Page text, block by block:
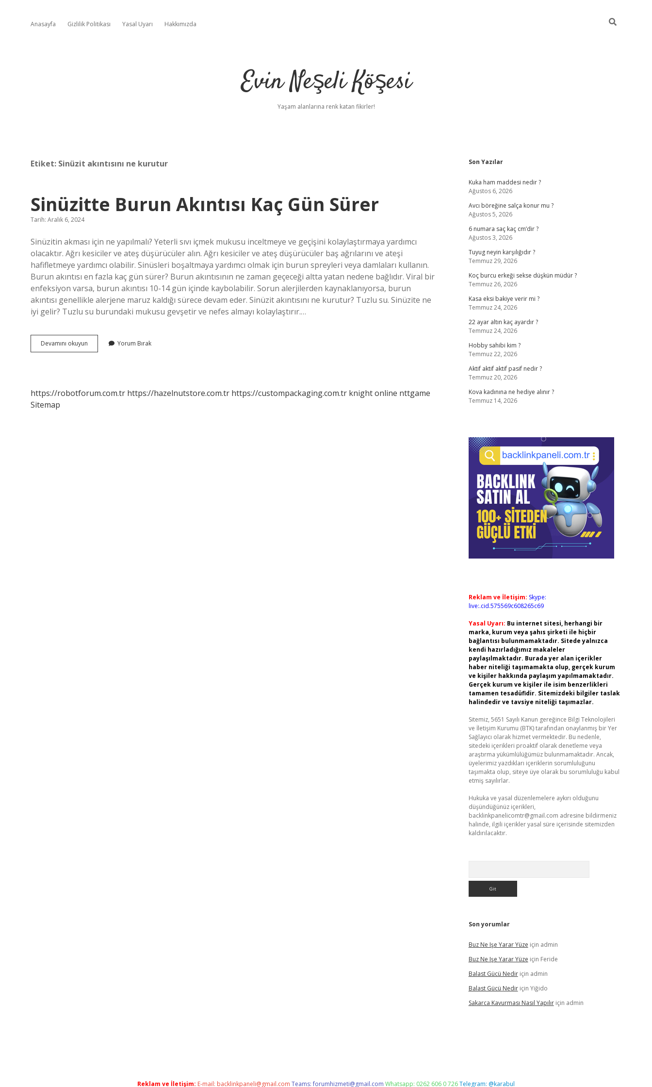
Anasayfa Gizlilik Politikası Yasal Uyarı Hakkımızda
Evin Neşeli Köşesi
Yaşam alanlarına renk katan fikirler!
Etiket: Sinüzit akıntısını ne kurutur
Sinüzitte Burun Akıntısı Kaç Gün Sürer
Tarih: Aralık 6, 2024
Sinüzitin akması için ne yapılmalı? Yeterli sıvı içmek mukusu inceltmeye ve geçişini kolaylaştırmaya yardımcı
olacaktır. Ağrı kesiciler ve ateş düşürücüler alın. Ağrı kesiciler ve ateş düşürücüler baş ağrılarını ve ateşi
hafifletmeye yardımcı olabilir. Sinüsleri boşaltmaya yardımcı olmak için burun spreyleri veya damlaları kullanın.
Burun akıntısı en fazla kaç gün sürer? Burun akıntısının ne zaman geçeceği altta yatan nedene bağlıdır. Viral bir
enfeksiyon varsa, burun akıntısı 10-14 gün içinde kaybolabilir. Sorun alerjilerden kaynaklanıyorsa, burun
akıntısı genellikle alerjene maruz kaldığı sürece devam eder. Sinüzit akıntısını ne kurutur? Tuzlu su. Sinüzite ne
iyi gelir? Tuzlu su burundaki mukusu gevşetir ve nefes almayı kolaylaştırır.…
Devamını okuyun Sinüzitte
Burun
Yorum Bırak
https://robotforum.com.tr https://hazelnutstore.com.tr https://custompackaging.com.tr knight online nttgame
Sitemap
Sidebar
Son Yazılar
Kuka ham maddesi nedir ?
Ağustos 6, 2026
Avcı böreğine salça konur mu ?
Ağustos 5, 2026
6 numara saç kaç cm’dir ?
Ağustos 3, 2026
Tuyug neyin karşılığıdır ?
Temmuz 29, 2026
Koç burcu erkeği sekse düşkün müdür ?
Temmuz 26, 2026
Kasa eksi bakiye verir mi ?
Temmuz 24, 2026
22 ayar altın kaç ayardır ?
Temmuz 24, 2026
Hobby sahibi kim ?
Temmuz 22, 2026
Aktif aktif aktif pasif nedir ?
Temmuz 20, 2026
Kova kadınına ne hediye alınır ?
Temmuz 14, 2026
Reklam ve İletişim: Skype:
live:.cid.575569c608265c69
Yasal Uyarı: Bu internet sitesi, herhangi bir
marka, kurum veya şahıs şirketi ile hiçbir
bağlantısı bulunmamaktadır. Sitede yalnızca
kendi hazırladığımız makaleler
paylaşılmaktadır. Burada yer alan içerikler
haber niteliği taşımamakta olup, gerçek kurum
ve kişiler hakkında paylaşım yapılmamaktadır.
Gerçek kurum ve kişiler ile isim benzerlikleri
tamamen tesadüfidir. Sitemizdeki bilgiler taslak
halindedir ve tavsiye niteliği taşımazlar.
Sitemiz, 5651 Sayılı Kanun gereğince Bilgi Teknolojileri
ve İletişim Kurumu (BTK) tarafından onaylanmış bir Yer
Sağlayıcı olarak hizmet vermektedir. Bu nedenle,
sitedeki içerikleri proaktif olarak denetleme veya
araştırma yükümlülüğümüz bulunmamaktadır. Ancak,
üyelerimiz yazdıkları içeriklerin sorumluluğunu
taşımakta olup, siteye üye olarak bu sorumluluğu kabul
etmiş sayılırlar.
Hukuka ve yasal düzenlemelere aykırı olduğunu
düşündüğünüz içerikleri,
backlinkpanelicomtr@gmail.com adresine bildirmeniz
halinde, ilgili içerikler yasal süre içerisinde sitemizden
kaldırılacaktır.
Son yorumlar
Buz Ne Işe Yarar Yüze için admin
Buz Ne Işe Yarar Yüze için Feride
Balast Gücü Nediriçin admin
Balast Gücü Nediriçin Yiğido
Sakarca Kavurması Nasıl Yapılıriçin admin
Reklam ve İletişim: E-mail: backlinkpaneli@gmail.com Teams:forumhizmeti@gmail.com Whatsapp: 0262 606 0 726Telegram: @karabul